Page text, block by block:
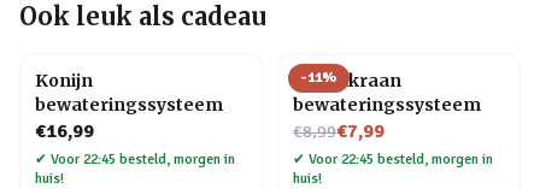
Ook leuk als cadeau
Konijn
bewateringssysteem
€16,99
✔ Voor 22:45 besteld, morgen in
huis!
-11%
Brandkraan
bewateringssysteem
€8,99
Nu voor€7,99
✔ Voor 22:45 besteld, morgen in
huis!